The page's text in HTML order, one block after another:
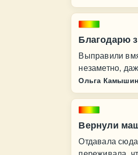
Благодарю
Выправили
незаметно,
Ольга
Вернули
Отдавала